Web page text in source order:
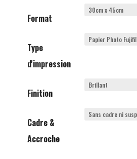
Format
Type
d'impression
Finition
Cadre &
Accroche